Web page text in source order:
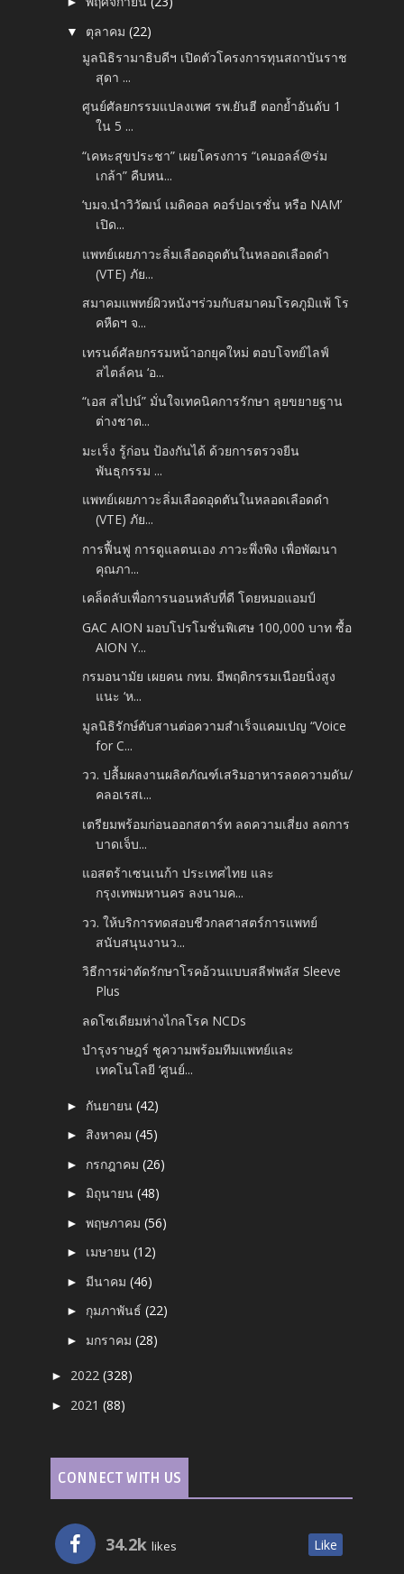
▼ ตุลาคม(22)
มูลนิธิรามาธิบดีฯ เปิดตัวโครงการทุนสถาบันราช
สุดา ...
ศูนย์ศัลยกรรมแปลงเพศ รพ.ยันฮี ตอกย้ำอันดับ 1
ใน 5 ...
“เคหะสุขประชา” เผยโครงการ “เคมอลล์@ร่ม
เกล้า” คืบหน...
‘บมจ.นำวิวัฒน์ เมดิคอล คอร์ปอเรชั่น หรือ NAM’
เปิด...
แพทย์เผยภาวะลิ่มเลือดอุดตันในหลอดเลือดดำ
(VTE) ภัย...
สมาคมแพทย์ผิวหนังฯร่วมกับสมาคมโรคภูมิแพ้ โร
คหืดฯ จ...
เทรนด์ศัลยกรรมหน้าอกยุคใหม่ ตอบโจทย์ไลฟ์
สไตล์คน ‘อ...
“เอส สไปน์” มั่นใจเทคนิคการรักษา ลุยขยายฐาน
ต่างชาต...
มะเร็ง รู้ก่อน ป้องกันได้ ด้วยการตรวจยีน
พันธุกรรม ...
แพทย์เผยภาวะลิ่มเลือดอุดตันในหลอดเลือดดำ
(VTE) ภัย...
การฟื้นฟู การดูแลตนเอง ภาวะพึ่งพิง เพื่อพัฒนา
คุณภา...
เคล็ดลับเพื่อการนอนหลับที่ดี โดยหมอแอมป์
GAC AION มอบโปรโมชั่นพิเศษ 100,000 บาท ซื้อ
AION Y...
กรมอนามัย เผยคน กทม. มีพฤติกรรมเนือยนิ่งสูง
แนะ ‘ห...
มูลนิธิรักษ์ตับสานต่อความสำเร็จแคมเปญ “Voice
for C...
วว. ปลื้มผลงานผลิตภัณฑ์เสริมอาหารลดความดัน/
คลอเรสเ...
เตรียมพร้อมก่อนออกสตาร์ท ลดความเสี่ยง ลดการ
บาดเจ็บ...
แอสตร้าเซนเนก้า ประเทศไทย และ
กรุงเทพมหานคร ลงนามค...
วว. ให้บริการทดสอบชีวกลศาสตร์การแพทย์
สนับสนุนงานว...
วิธีการผ่าตัดรักษาโรคอ้วนแบบสลีฟพลัส Sleeve
Plus
ลดโซเดียมห่างไกลโรค NCDs
บำรุงราษฎร์ ชูความพร้อมทีมแพทย์และ
เทคโนโลยี ‘ศูนย์...
► กันยายน(42)
► สิงหาคม(45)
► กรกฎาคม(26)
► มิถุนายน(48)
►พฤษภาคม(56)
► เมษายน(12)
► มีนาคม(46)
► กุมภาพันธ์(22)
► มกราคม(28)
► 2022(328)
► 2021(88)
CONNECT WITH US
34.2k likes Like